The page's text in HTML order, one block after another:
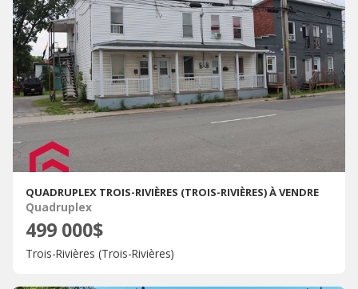
QUADRUPLEX TROIS-RIVIÈRES (TROIS-RIVIÈRES) À VENDRE
Quadruplex
499 000$
Trois-Rivières (Trois-Rivières)